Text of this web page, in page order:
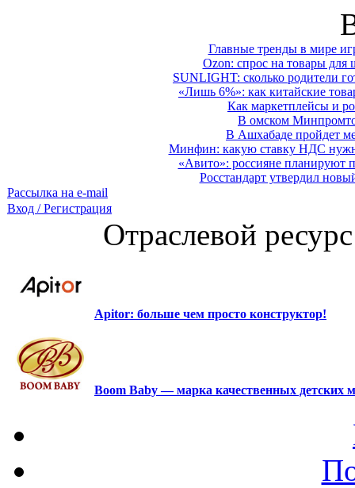
Главные тренды в мире
Ozon: спрос на товары для
SUNLIGHT: сколько родители
«Лишь 6%»: как китайские
Как маркетплейсы и
В омском
В Ашхабаде пройдет
Минфин: какую ставку НДС
«Авито»: россияне планируют
Росстандарт утвердил
Рассылка на e-mail
Вход / Регистрация
Отраслевой
Apitor: больше чем просто конструктор!
Boom Baby — марка качественных детских